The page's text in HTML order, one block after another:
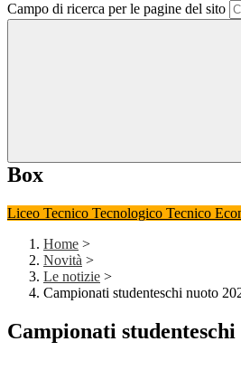
Campo di ricerca per le pagine del sito
Box
Liceo Tecnico Tecnologico Tecnico
Home >
Novità >
Le notizie >
Campionati studenteschi nuoto
Campionati studenteschi